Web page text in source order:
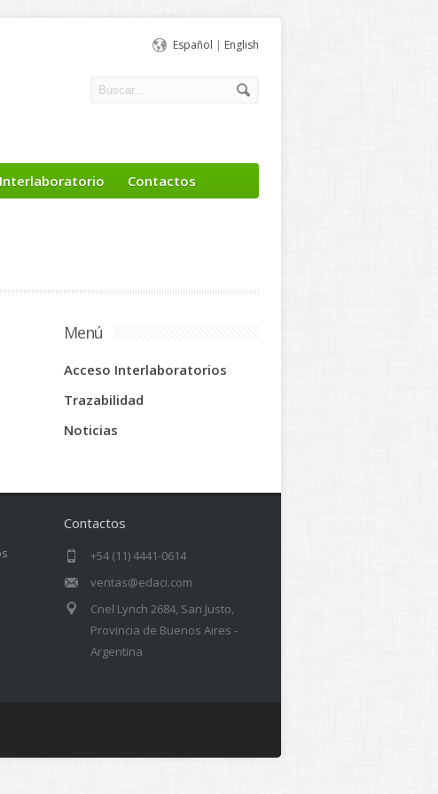
Español | English
Interlaboratorio Contactos
Menú
Acceso Interlaboratorios
Trazabilidad
Noticias
Contactos
+54 (11) 4441-0614
ventas@edaci.com
Cnel Lynch 2684, San Justo,
Provincia de Buenos Aires -
Argentina